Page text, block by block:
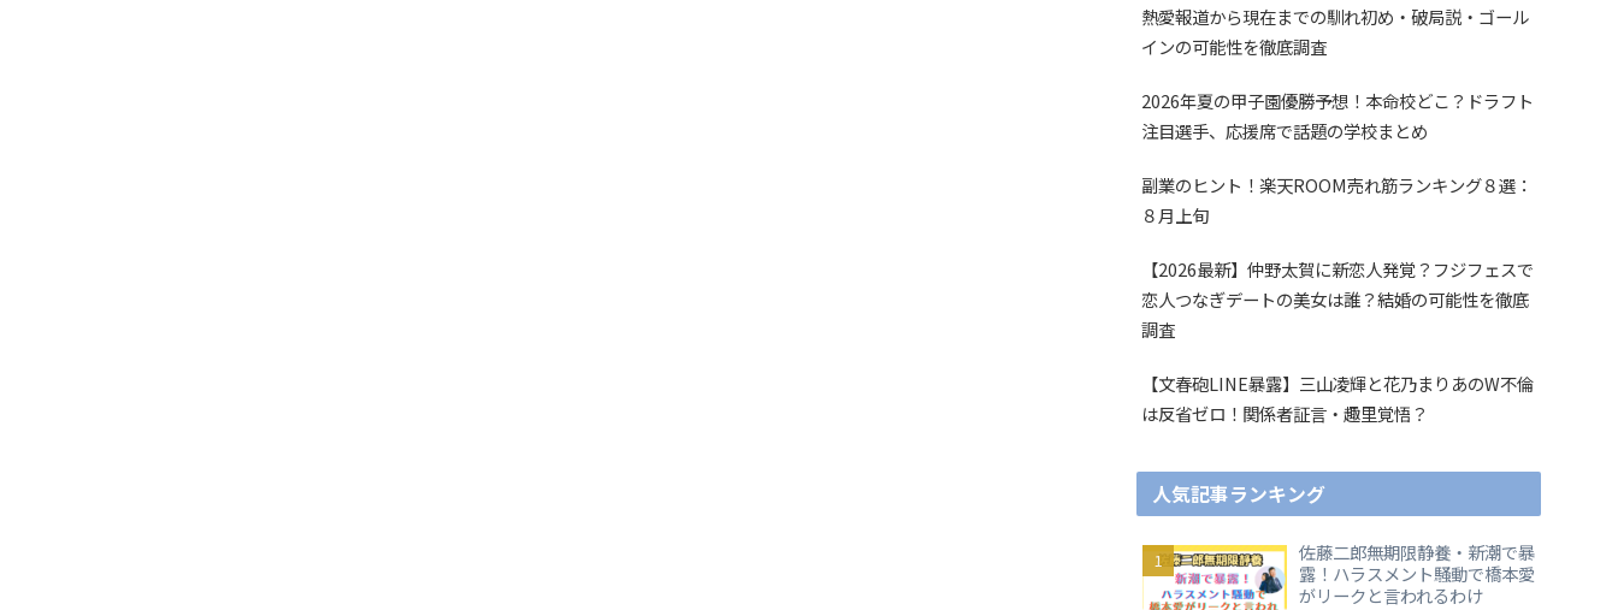
熱愛報道から現在までの馴れ初め・破局説・ゴール
インの可能性を徹底調査
2026年夏の甲子園優勝予想！本命校どこ？ドラフト
注目選手、応援席で話題の学校まとめ
副業のヒント！楽天ROOM売れ筋ランキング８選：
８月上旬
【2026最新】仲野太賀に新恋人発覚？フジフェスで
恋人つなぎデートの美女は誰？結婚の可能性を徹底
調査
【文春砲LINE暴露】三山凌輝と花乃まりあのW不倫
は反省ゼロ！関係者証言・趣里覚悟？
人気記事ランキング
佐藤二郎無期限静養・新潮で暴
露！ハラスメント騒動で橋本愛
がリークと言われるわけ